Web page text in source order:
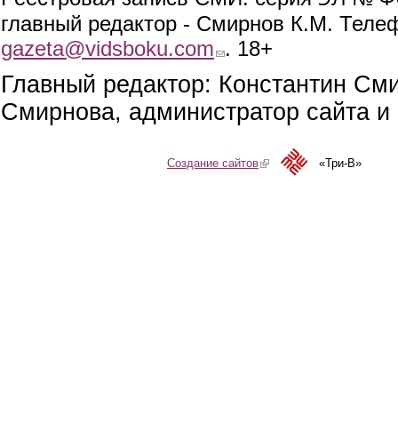
главный редактор - Смирнов К.М.
gazeta@vidsboku.com (link sends e-mail)
. 18+
Главный редактор: Константин
Смирнова, администратор сайта
Создание сайтов(link is external)«Три-В»